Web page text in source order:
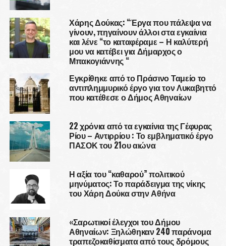
Χάρης Δούκας: “Έργα που πάλεψα να
γίνουν, πηγαίνουν άλλοι στα εγκαίνια
και λένε “το καταφέραμε – Η καλύτερή
μου να κατέβει για Δήμαρχος ο
Μπακογιάννης “
Εγκρίθηκε από το Πράσινο Ταμείο το
αντιπλημμυρικό έργο για τον Λυκαβηττό
που κατέθεσε ο Δήμος Αθηναίων
22 χρόνια από τα εγκαίνια της Γέφυρας
Ρίου – Αντιρρίου : Το εμβληματικό έργο
ΠΑΣΟΚ του 21ου αιώνα
Η αξία του “καθαρού” πολιτικού
μηνύματος: Το παράδειγμα της νίκης
του Χάρη Δούκα στην Αθήνα
«Σαρωτικοί έλεγχοι του Δήμου
Αθηναίων: Ξηλώθηκαν 240 παράνομα
τραπεζοκαθίσματα από τους δρόμους